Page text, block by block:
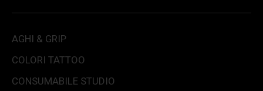
AGHI & GRIP
COLORI TATTOO
CONSUMABILE STUDIO